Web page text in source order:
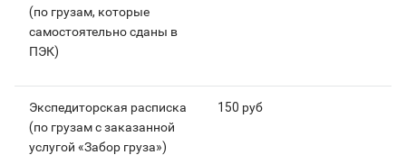
(по грузам, которые
самостоятельно сданы в
ПЭК)
Экспедиторская расписка
(по грузам с заказанной
услугой «Забор груза»)
150 руб